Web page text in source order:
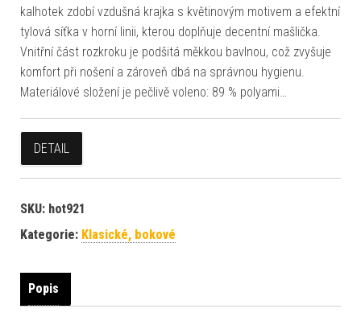
kalhotek zdobí vzdušná krajka s květinovým motivem a efektní
tylová síťka v horní linii, kterou doplňuje decentní mašlička.
Vnitřní část rozkroku je podšitá měkkou bavlnou, což zvyšuje
komfort při nošení a zároveň dbá na správnou hygienu.
Materiálové složení je pečlivě voleno: 89 % polyami…
DETAIL
SKU: hot921
Kategorie: Klasické, bokové
Popis